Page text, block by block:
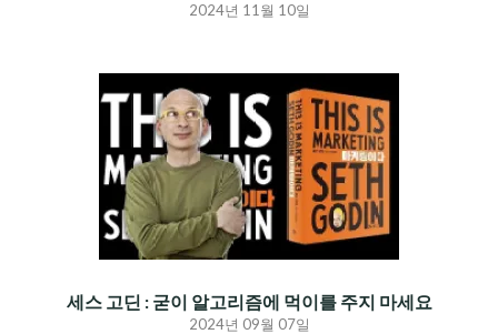
2024년 11월 10일
세스 고딘 : 굳이 알고리즘에 먹이를 주지 마세요
2024년 09월 07일